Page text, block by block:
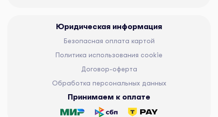
Юридическая информация
Безопасная оплата картой
Политика использования cookie
Договор-оферта
Обработка персональных данных
Принимаем к оплате